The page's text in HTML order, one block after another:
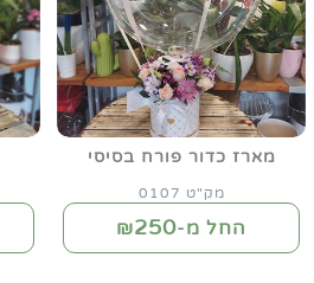
מארז כדור פורח בסיסי
מק"ט 0107
החל מ-₪250